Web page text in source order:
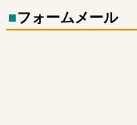
■フォームメール